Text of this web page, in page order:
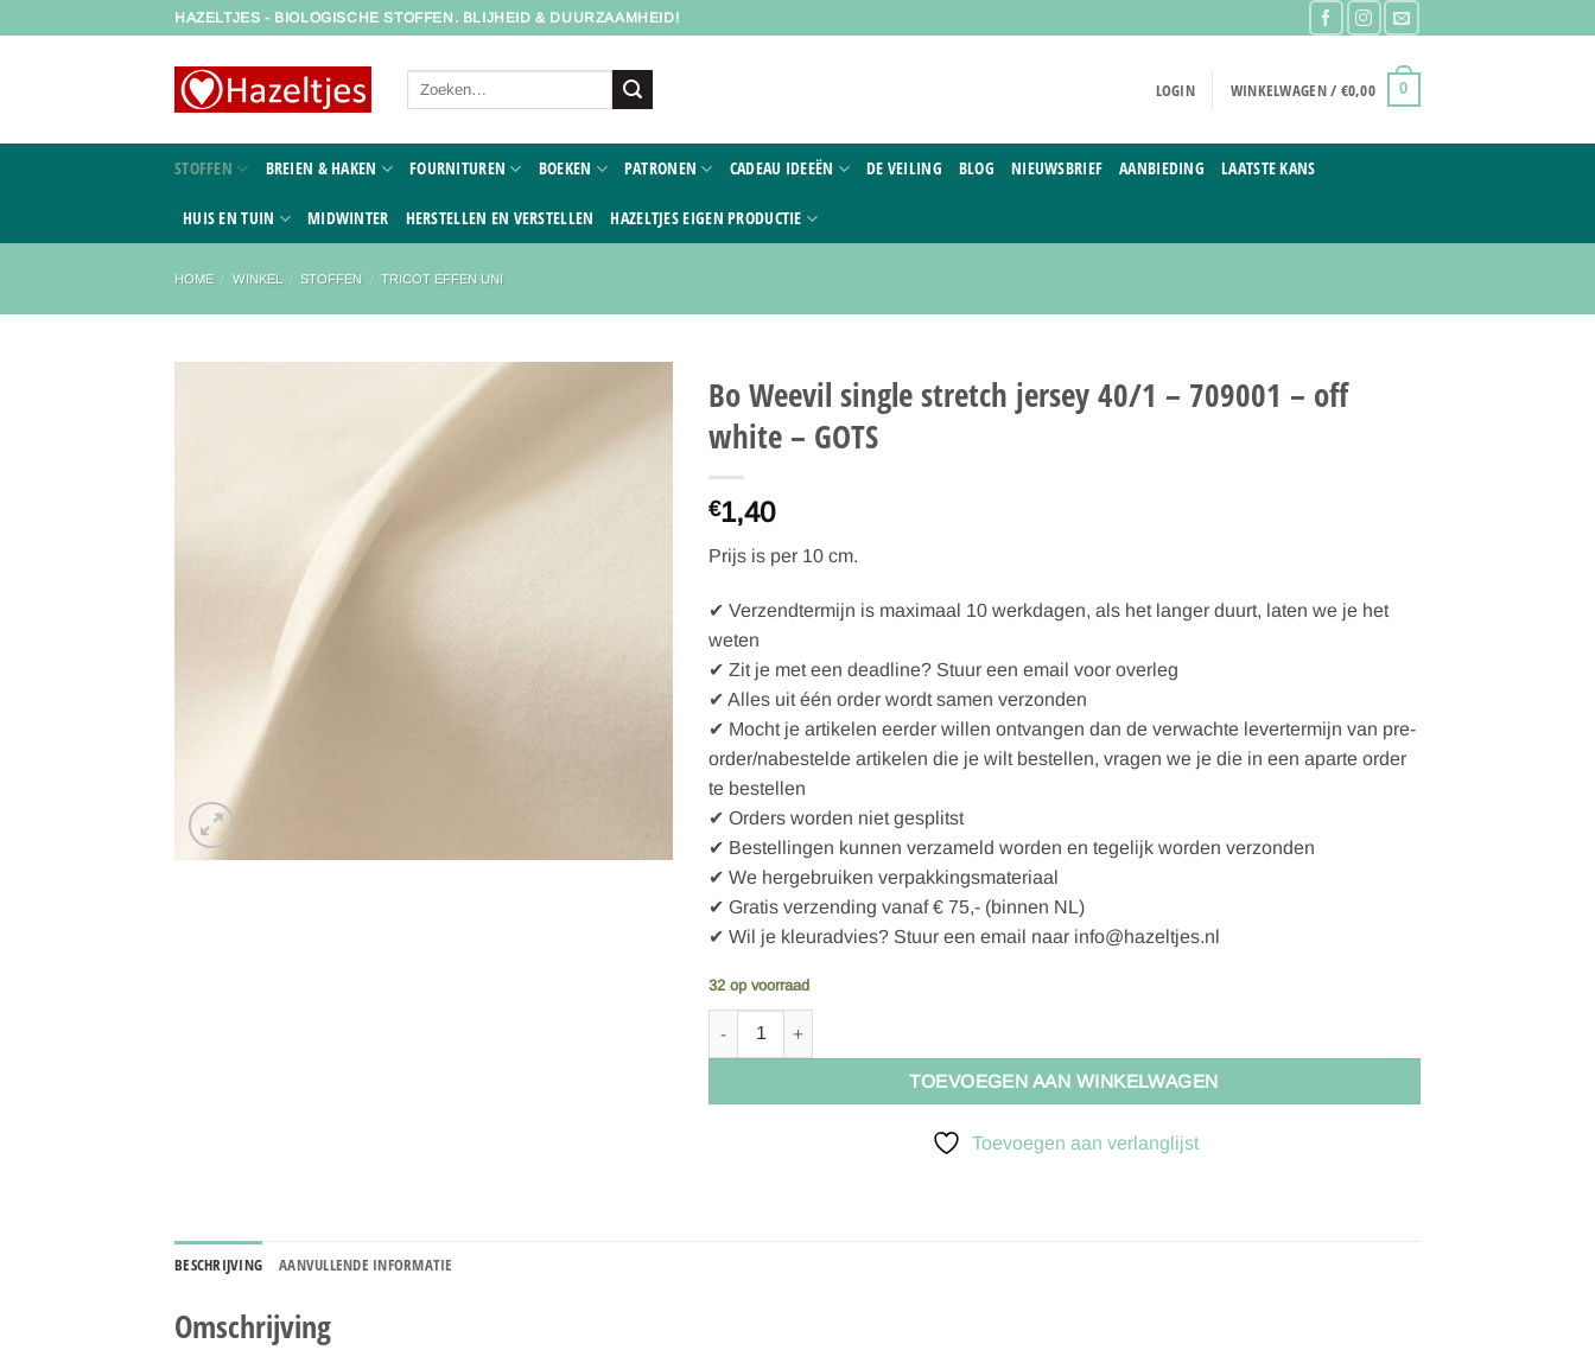
HAZELTJES - BIOLOGISCHE STOFFEN. BLIJHEID & DUURZAAMHEID!
Zoeken
LOGIN WINKELWAGEN / €0,00 0
STOFFEN BREIEN & HAKEN FOURNITUREN BOEKEN PATRONEN CADEAU IDEEËN DE VEILING BLOG NIEUWSBRIEF AANBIEDING LAATSTE KANS
HUIS EN TUIN MIDWINTER HERSTELLEN EN VERSTELLEN HAZELTJES EIGEN PRODUCTIE
HOME / WINKEL / STOFFEN / TRICOT EFFEN UNI
Bo Weevil single stretch jersey 40/1 – 709001 – off
white – GOTS
€1,40
Prijs is per 10 cm.
✔ Verzendtermijn is maximaal 10 werkdagen, als het langer duurt, laten we je het
weten
✔ Zit je met een deadline? Stuur een email voor overleg
✔ Alles uit één order wordt samen verzonden
✔ Mocht je artikelen eerder willen ontvangen dan de verwachte levertermijn van pre-
order/nabestelde artikelen die je wilt bestellen, vragen we je die in een aparte order
te bestellen
✔ Orders worden niet gesplitst
✔ Bestellingen kunnen verzameld worden en tegelijk worden verzonden
✔ We hergebruiken verpakkingsmateriaal
✔ Gratis verzending vanaf € 75,- (binnen NL)
✔ Wil je kleuradvies? Stuur een email naar info@hazeltjes.nl
32 op voorraad
Bo Weevil single stretch jersey 40/1 - 709001 - off white - GOTS aantal
TOEVOEGEN AAN WINKELWAGEN
Toevoegen aan verlanglijst
BESCHRIJVING AANVULLENDE INFORMATIE
Omschrijving